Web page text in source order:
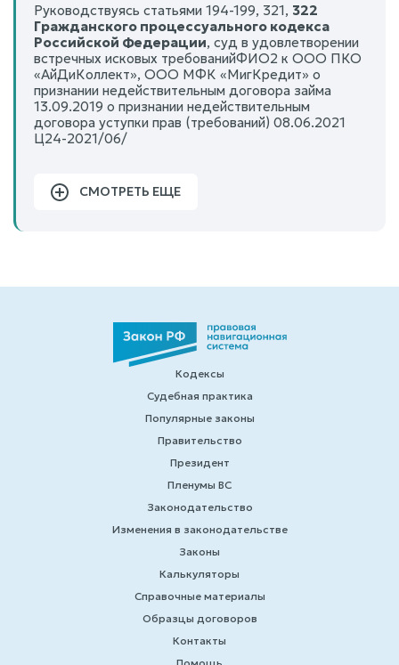
Руководствуясь статьями 194-199, 321, 322
Гражданского процессуального кодекса
Российской Федерации, суд в удовлетворении
встречных исковых требованийФИО2 к ООО ПКО
«АйДиКоллект», ООО МФК «МигКредит» о
признании недействительным договора займа
13.09.2019 о признании недействительным
договора уступки прав (требований) 08.06.2021
Ц24-2021/06/
СМОТРЕТЬ ЕЩЕ
Кодексы
Судебная практика
Популярные законы
Правительство
Президент
Пленумы ВС
Законодательство
Изменения в законодательстве
Законы
Калькуляторы
Справочные материалы
Образцы договоров
Контакты